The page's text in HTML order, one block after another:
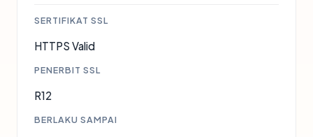
SERTIFIKAT SSL
HTTPS Valid
PENERBIT SSL
R12
BERLAKU SAMPAI